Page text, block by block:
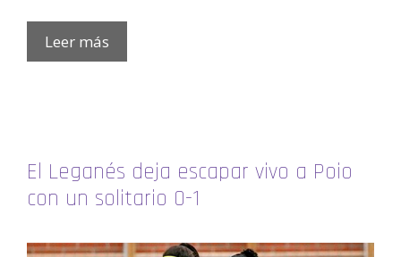
Leer más
El Leganés deja escapar vivo a Poio
con un solitario 0-1